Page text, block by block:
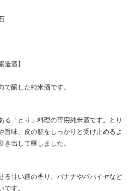
造酒】
醸した純米酒です。
る「とり」料理の専用純米酒です。とり
旨味、皮の脂をしっかりと受け止めるよ
き出して醸しました。
る甘い糖の香り、バナナやパパイヤなど
す。